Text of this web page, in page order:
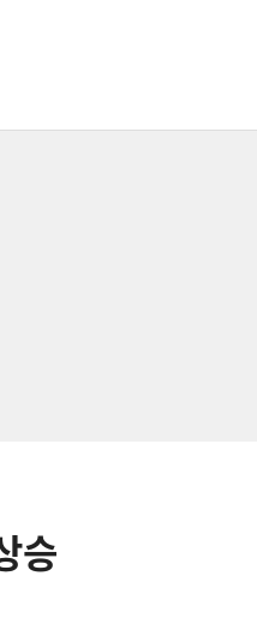
승